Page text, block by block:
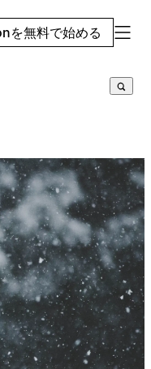
を無料で始める